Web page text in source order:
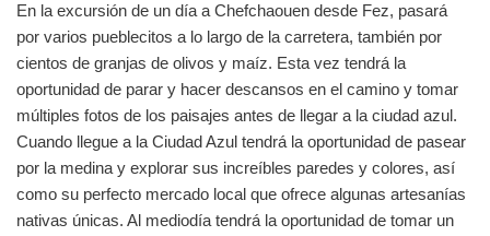
En la excursión de un día a Chefchaouen desde Fez, pasará
por varios pueblecitos a lo largo de la carretera, también por
cientos de granjas de olivos y maíz. Esta vez tendrá la
oportunidad de parar y hacer descansos en el camino y tomar
múltiples fotos de los paisajes antes de llegar a la ciudad azul.
Cuando llegue a la Ciudad Azul tendrá la oportunidad de pasear
por la medina y explorar sus increíbles paredes y colores, así
como su perfecto mercado local que ofrece algunas artesanías
nativas únicas. Al mediodía tendrá la oportunidad de tomar un